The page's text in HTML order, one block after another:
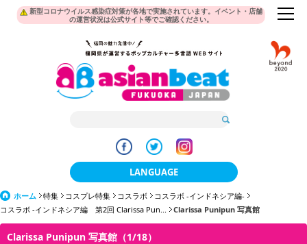
新型コロナウイルス感染症対策が各地で実施されています。イベント・店舗
の運営状況は公式サイト等でご確認ください。
LANGUAGE
日本語
한국어
ホーム 特集 コスプレ特集 コスラボ
コスラボ -インドネシア編-
コスラボ -インドネシア編 第2回 Clarissa Pun...
Clarissa Punipun 写真館
Clarissa Punipun 写真館（1/18）